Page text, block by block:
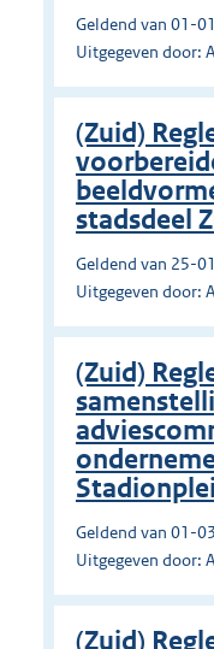
Geldend van 01-
Uitgegeven door:
(Zuid)
stadsdeel
Geldend van 25-
Uitgegeven door:
(Zuid)
Geldend van 01-
Uitgegeven door:
(Zuid)